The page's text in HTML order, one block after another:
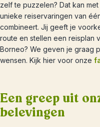
zelf te puzzelen? Dat kan
unieke reiservaringen van
combineert. Jij geeft je
route en stellen een reisplan
Borneo? We geven je graag
wensen. Kijk hier voor onze
Een greep uit
belevingen